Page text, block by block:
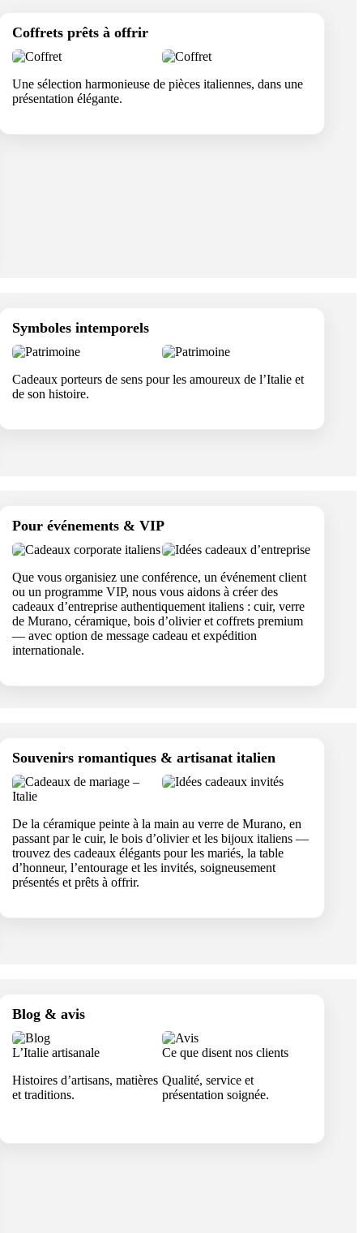
Coffrets prêts à offrir
Une sélection harmonieuse de pièces italiennes, dans une
présentation élégante.
Symboles intemporels
Cadeaux porteurs de sens pour les amoureux de l’Italie et
de son histoire.
Pour événements & VIP
Que vous organisiez une conférence, un événement client
ou un programme VIP, nous vous aidons à créer des
cadeaux d’entreprise authentiquement italiens : cuir, verre
de Murano, céramique, bois d’olivier et coffrets premium
— avec option de message cadeau et expédition
internationale.
Souvenirs romantiques & artisanat italien
De la céramique peinte à la main au verre de Murano, en
passant par le cuir, le bois d’olivier et les bijoux italiens —
trouvez des cadeaux élégants pour les mariés, la table
d’honneur, l’entourage et les invités, soigneusement
présentés et prêts à offrir.
Blog & avis
L’Italie artisanale
Histoires d’artisans, matières
et traditions.
Ce que disent nos clients
Qualité, service et
présentation soignée.